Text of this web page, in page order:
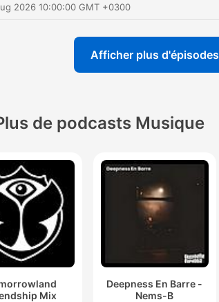
2026 10:00:00 GMT +0300
Afficher plus d'épisodes
de podcasts Musique
Mix
Deepness En Barre -
Nems-B